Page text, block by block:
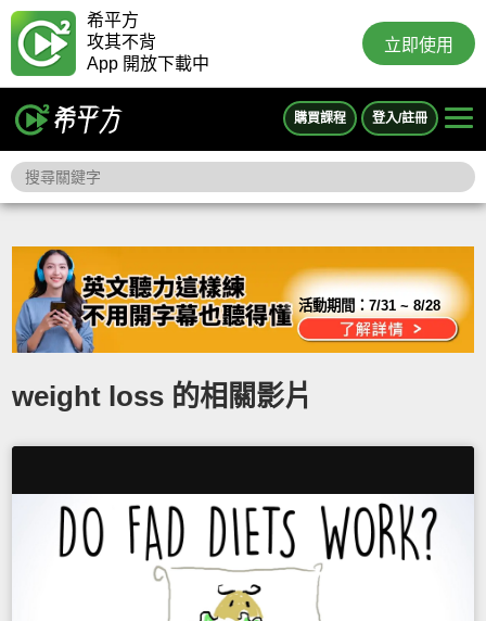
希平方
攻其不背
App 開放下載中
立即使用
購買課程 登入/註冊
活動期間：7/31 ~ 8/28
weight loss 的相關影片